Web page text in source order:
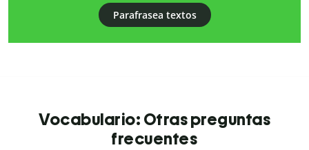
Parafrasea textos
Vocabulario: Otras preguntas
frecuentes